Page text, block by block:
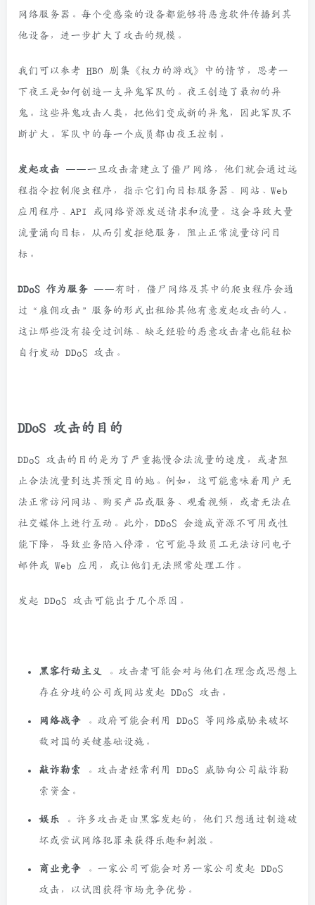
网络服务器。每个受感染的设备都能够将恶意软件传播到其
他设备，进一步扩大了攻击的规模。
我们可以参考 HBO 剧集《权力的游戏》中的情节，思考一
下夜王是如何创造一支异鬼军队的。夜王创造了最初的异
鬼。这些异鬼攻击人类，把他们变成新的异鬼，因此军队不
断扩大。军队中的每一个成员都由夜王控制。
发起攻击 ——一旦攻击者建立了僵尸网络，他们就会通过远
程指令控制爬虫程序，指示它们向目标服务器、网站、Web
应用程序、API 或网络资源发送请求和流量。这会导致大量
流量涌向目标，从而引发拒绝服务，阻止正常流量访问目
标。
DDoS 作为服务 ——有时，僵尸网络及其中的爬虫程序会通
过“雇佣攻击”服务的形式出租给其他有意发起攻击的人。
这让那些没有接受过训练、缺乏经验的恶意攻击者也能轻松
自行发动 DDoS 攻击。
DDoS 攻击的目的
DDoS 攻击的目的是为了严重拖慢合法流量的速度，或者阻
止合法流量到达其预定目的地。例如，这可能意味着用户无
法正常访问网站、购买产品或服务、观看视频，或者无法在
社交媒体上进行互动。此外，DDoS 会造成资源不可用或性
能下降，导致业务陷入停滞。它可能导致员工无法访问电子
邮件或 Web 应用，或让他们无法照常处理工作。
发起 DDoS 攻击可能出于几个原因。
黑客行动主义
。攻击者可能会对与他们在理念或思想上
存在分歧的公司或网站发起 DDoS 攻击。
网络战争
。政府可能会利用 DDoS 等网络威胁来破坏
敌对国的关键基础设施。
敲诈勒索
。攻击者经常利用 DDoS 威胁向公司敲诈勒
索资金。
娱乐
。许多攻击是由黑客发起的，他们只想通过制造破
坏或尝试网络犯罪来获得乐趣和刺激。
商业竞争
。一家公司可能会对另一家公司发起 DDoS
攻击，以试图获得市场竞争优势。